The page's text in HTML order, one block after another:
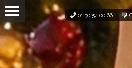
Panneau de gestion des cookies
01 30 54 00 66